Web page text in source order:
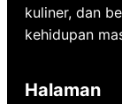
kuliner, dan
kehidupan
Halaman